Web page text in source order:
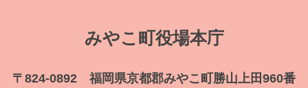
みやこ町役場本庁
〒824-0892 福岡県京都郡みやこ町勝山上田960番